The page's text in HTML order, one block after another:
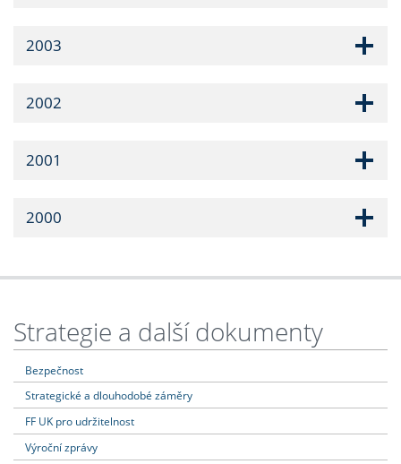
2003
2002
2001
2000
Strategie a další dokumenty
Bezpečnost
Strategické a dlouhodobé záměry
FF UK pro udržitelnost
Výroční zprávy